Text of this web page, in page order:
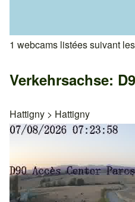
1 webcams listées suivant
Verkehrsachse:
Hattigny > Hattigny